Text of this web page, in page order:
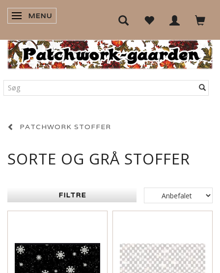
SKIFTE NAVIGATION
MENU
PATCHWORK STOFFER
SORTE OG GRÅ STOFFER
FILTRE